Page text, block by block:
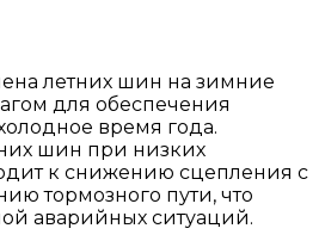
летних шин на зимние
для обеспечения
время года.
шин при низких
к снижению сцепления с
тормозного пути, что
аварийных ситуаций.